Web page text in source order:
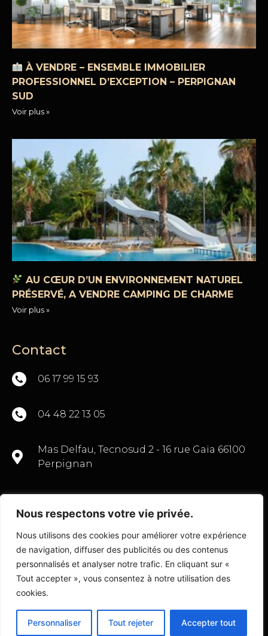
Nous respectons votre vie privée.
Nous utilisons des cookies pour améliorer votre expérience
de navigation, diffuser des publicités ou des contenus
personnalisés et analyser notre trafic. En cliquant sur «
Tout accepter », vous consentez à notre utilisation des
cookies.
Personnaliser Tout rejeter Accepter tout
À VENDRE – ENSEMBLE IMMOBILIER
PROFESSIONNEL D’EXCEPTION – PERPIGNAN
SUD
Voir plus »
AU CŒUR D’UN ENVIRONNEMENT NATUREL
PRÉSERVÉ, A VENDRE CAMPING DE CHARME
Voir plus »
Contact
06 17 99 15 93
04 48 22 13 05
Mas Delfau, Tecnosud 2 - 16 rue Gaïa 66100
Perpignan
CONTACTEZ-NOUS
© Copyright 2022 Transactions Commerce 66
Fait avec par l’Agence D2 Prod